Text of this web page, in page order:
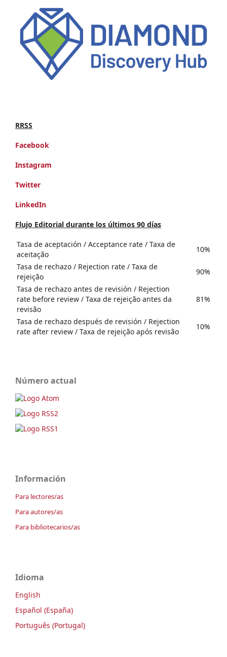
RRSS
Facebook
Instagram
Twitter
LinkedIn
Flujo Editorial durante los últimos 90 días
Tasa de aceptación / Acceptance rate / Taxa de
aceitação
10%
Tasa de rechazo / Rejection rate / Taxa de
rejeição
90%
Tasa de rechazo antes de revisión / Rejection
rate before review / Taxa de rejeição antes da
revisão
81%
Tasa de rechazo después de revisión / Rejection
rate after review / Taxa de rejeição após revisão
10%
Número actual
Información
Para lectores/as
Para autores/as
Para bibliotecarios/as
Idioma
English
Español (España)
Português (Portugal)